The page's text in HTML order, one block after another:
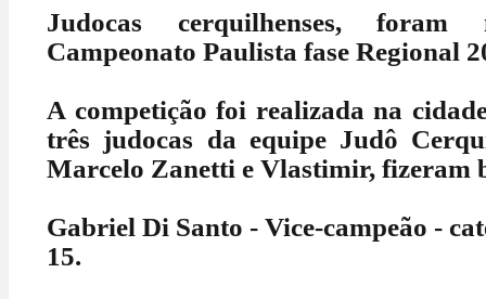
Judocas cerquilhenses, foram
Campeonato Paulista fase Regional
A competição foi realizada na
três judocas da equipe Judô
Marcelo Zanetti e Vlastimir, fizeram
Gabriel Di Santo - Vice-campeão -
15.